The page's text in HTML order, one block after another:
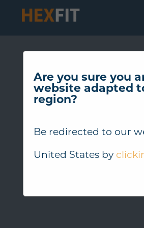
Are you sure you
website adapted
region?
Be redirected to our
United Statesby